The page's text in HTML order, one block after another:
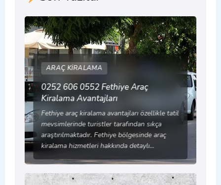
ARAÇ KIRALAMA
0252 606 0552 Fethiye Araç
Kiralama Avantajları
Fethiye araç kiralama avantajları özellikle tatil
mevsimlerinde turistler tarafından sıkça
araştırılmaktadır. Fethiye bölgesinde araç
kiralama hizmetleri hakkında detaylı…